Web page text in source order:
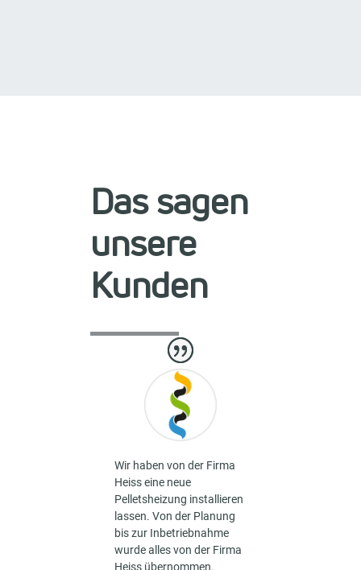
Das sagen
unsere
Kunden
Wir haben von der Firma
Heiss eine neue
Pelletsheizung installieren
lassen. Von der Planung
bis zur Inbetriebnahme
wurde alles von der Firma
Heiss übernommen.